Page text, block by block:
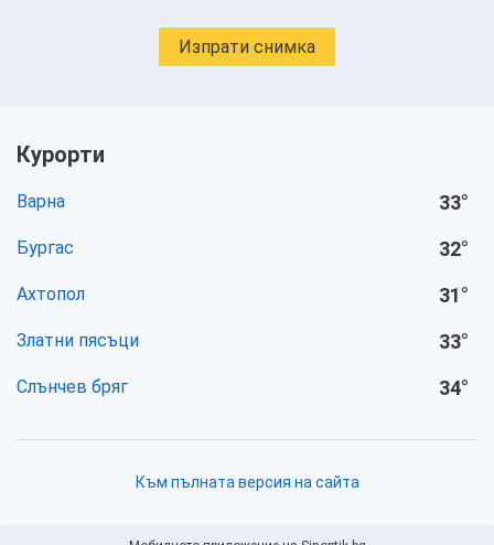
Изпрати снимка
Курорти
Варна 33°
Бургас 32°
Ахтопол 31°
Златни пясъци 33°
Слънчев бряг 34°
Към пълната версия на сайта